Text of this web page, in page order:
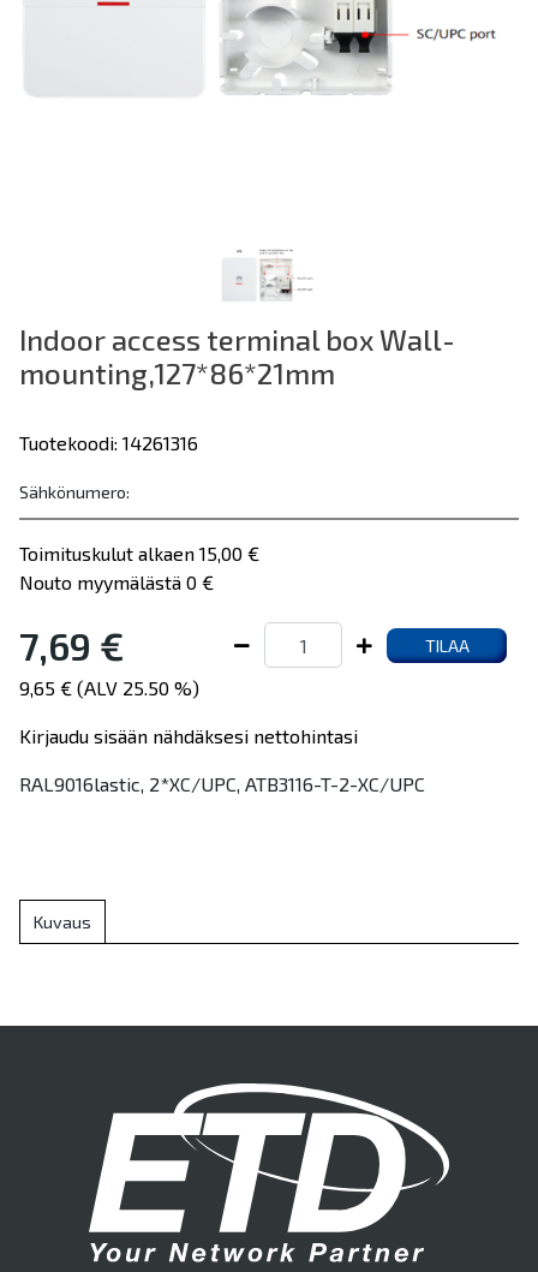
Indoor access terminal box Wall-
mounting,127*86*21mm
Tuotekoodi: 14261316
Sähkönumero:
Toimituskulut alkaen 15,00 €
Nouto myymälästä 0 €
7,69 € TILAA
9,65 € (ALV 25.50 %)
Kirjaudu sisään nähdäksesi nettohintasi
RAL9016lastic, 2*XC/UPC, ATB3116-T-2-XC/UPC
Kuvaus